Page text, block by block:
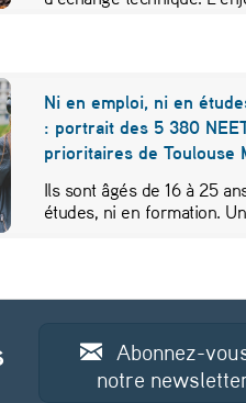
Ni en emploi, ni en
: portrait des 5 380
prioritaires de Toulouse
Ils sont âgés de 16 à 25
études, ni en formation.
Abonnez-
notre